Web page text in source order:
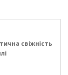
свіжність